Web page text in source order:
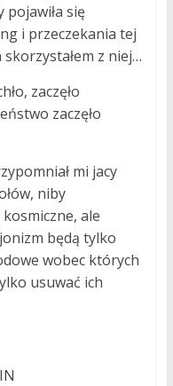
pojawiła się
i przeczekania tej
skorzystałem z niej…
zaczęło
zaczęło
mi jacy
niby
ale
będą tylko
wobec których
usuwać ich